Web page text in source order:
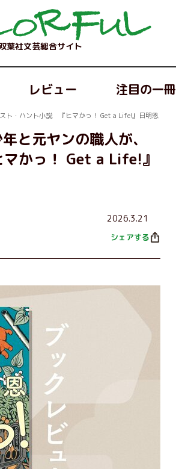
葉社文芸総合サイト
レビュー 注目の一冊
ト・ハント小説 『ヒマかっ！ Get a Life!』日明恩
と元ヤンの職人が、
かっ！ Get a Life!』
2026.3.21
シェアする